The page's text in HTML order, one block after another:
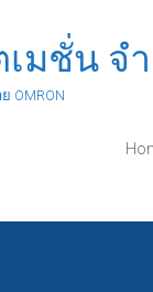
มชั่น จ
OMRON